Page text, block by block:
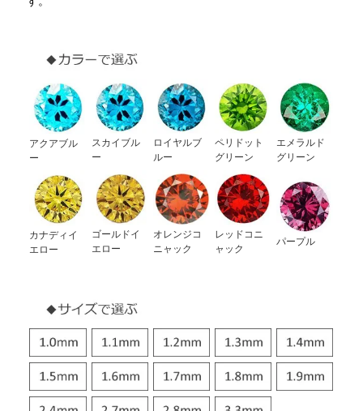
アクアブル
ー
スカイブル
ー
ロイヤルブ
ルー
ペリドット
グリーン
エメラルド
グリーン
カナディイ
エロー
ゴールドイ
エロー
オレンジコ
ニャック
レッドコニ
ャック
パープル